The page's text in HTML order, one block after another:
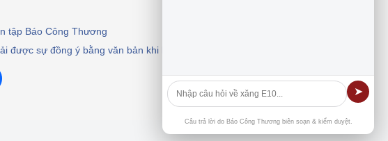
tập Báo Công Thương
được sự đồng ý bằng văn bản khi khai thác, dẫn nguồn.
➤
Câu trả lời do Báo Công Thương biên soạn & kiểm duyệt.